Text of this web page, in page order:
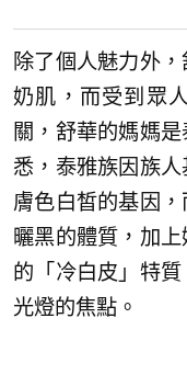
除了個人魅力外
奶肌，而受到眾
關，舒華的媽媽
悉，泰雅族因族
膚色白皙的基因
曬黑的體質，加
的「冷白皮」特
光燈的焦點。